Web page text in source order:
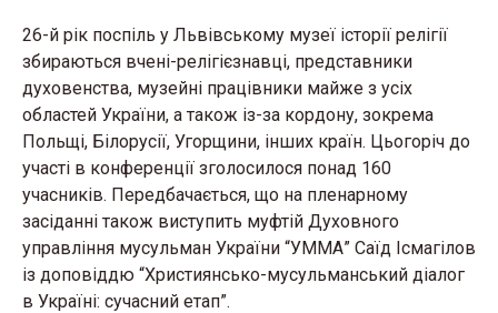
26-й рік поспіль у Львівському музеї історії релігії
збираються вчені-релігієзнавці, представники
духовенства, музейні працівники майже з усіх
областей України, а також із-за кордону, зокрема
Польщі, Білорусії, Угорщини, інших країн. Цьогоріч до
участі в конференції зголосилося понад 160
учасників. Передбачається, що на пленарному
засіданні також виступить муфтій Духовного
управління мусульман України “УММА” Саїд Ісмагілов
із доповіддю “Християнсько-мусульманський діалог
в Україні: сучасний етап”.